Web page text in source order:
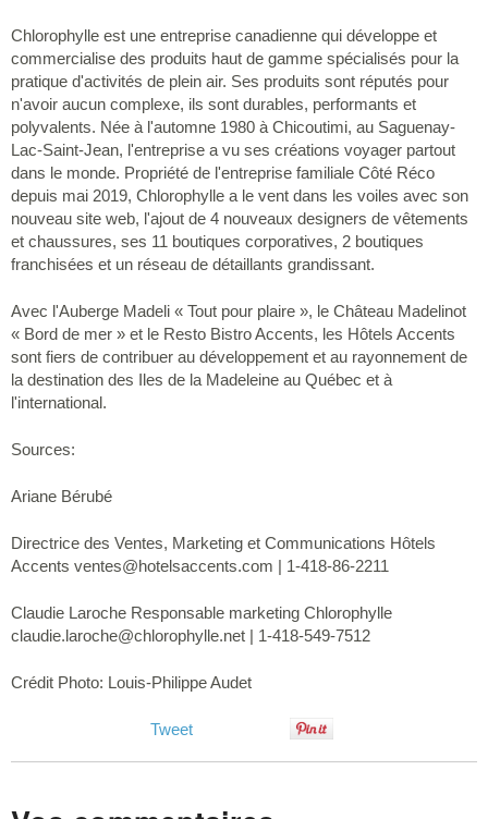
Chlorophylle est une entreprise canadienne qui développe et
commercialise des produits haut de gamme spécialisés pour la
pratique d'activités de plein air. Ses produits sont réputés pour
n'avoir aucun complexe, ils sont durables, performants et
polyvalents. Née à l'automne 1980 à Chicoutimi, au Saguenay-
Lac-Saint-Jean, l'entreprise a vu ses créations voyager partout
dans le monde. Propriété de l'entreprise familiale Côté Réco
depuis mai 2019, Chlorophylle a le vent dans les voiles avec son
nouveau site web, l'ajout de 4 nouveaux designers de vêtements
et chaussures, ses 11 boutiques corporatives, 2 boutiques
franchisées et un réseau de détaillants grandissant.
Avec l'Auberge Madeli « Tout pour plaire », le Château Madelinot
« Bord de mer » et le Resto Bistro Accents, les Hôtels Accents
sont fiers de contribuer au développement et au rayonnement de
la destination des Iles de la Madeleine au Québec et à
l'international.
Sources:
Ariane Bérubé
Directrice des Ventes, Marketing et Communications Hôtels
Accents ventes@hotelsaccents.com | 1-418-86-2211
Claudie Laroche Responsable marketing Chlorophylle
claudie.laroche@chlorophylle.net | 1-418-549-7512
Crédit Photo: Louis-Philippe Audet
Tweet